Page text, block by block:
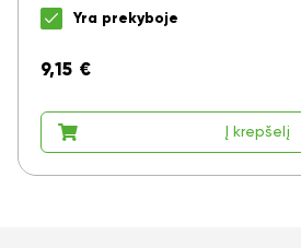
Yra prekyboje
9,15 €
Į krepšelį